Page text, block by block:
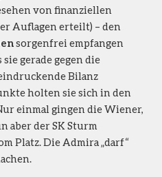
von finanziellen
Auflagen erteilt) – den
sorgenfrei empfangen
gerade gegen die
Bilanz
holten sie sich in den
einmal gingen die Wiener,
aber der SK Sturm
Platz. Die Admira „darf“